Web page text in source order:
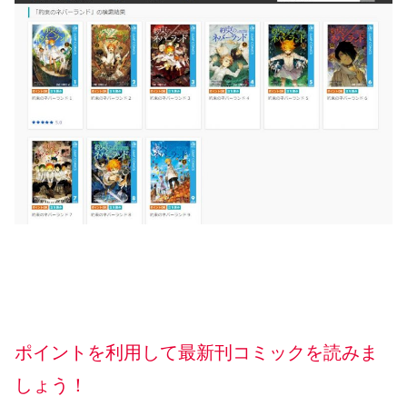
ポイントを利用して最新刊コミックを読みま
しょう！